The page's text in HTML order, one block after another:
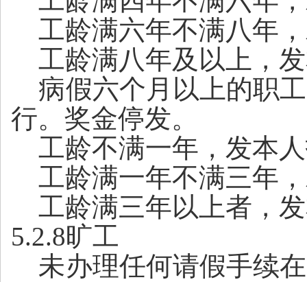
工龄满六年不满八年
工龄满八年及以上，
病假六个月以上的职
行。奖金停发。
工龄不满一年，发本
工龄满一年不满三年
工龄满三年以上者，
5.2.8旷工
未办理任何请假手续